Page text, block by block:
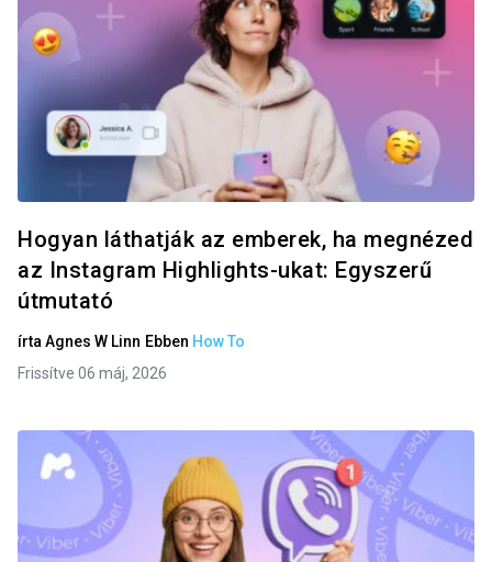
Hogyan láthatják az emberek, ha megnézed
az Instagram Highlights-ukat: Egyszerű
útmutató
írtaAgnes W Linn Ebben How To
Frissítve 06 máj, 2026